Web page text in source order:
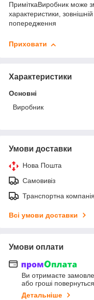
ПриміткаВиробник може
характеристики,
попередження
Приховати
Характеристики
Основні
Виробник
Умови доставки
Нова Пошта
Самовивіз
Транспортна
Всі умови доставки
Умови оплати
Ви отримаєте
або гроші
Детальніше